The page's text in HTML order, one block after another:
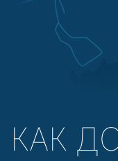
КАК